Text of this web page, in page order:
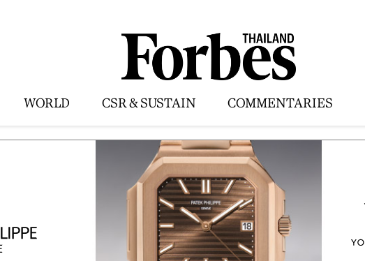
WORLD CSR & SUSTAIN COMMENTARIES